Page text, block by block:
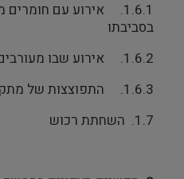
1.6.1. אירוע עם חומרים
בסביבתו
1.6.2. אירוע שבו מעורבים חומרים רדיואקטיביים
1.6.3. התפוצצות של מתקן / התקן
1.7. השחתת רכוש